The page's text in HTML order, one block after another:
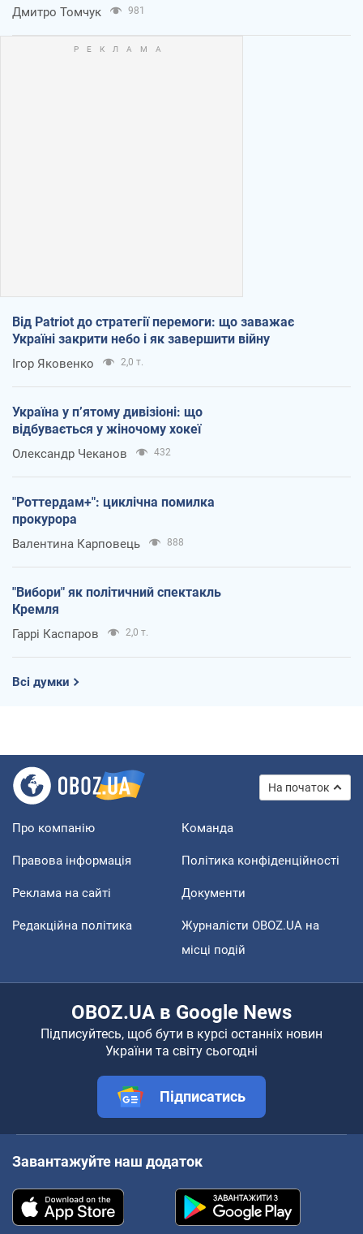
Дмитро Томчук 981
Від Patriot до стратегії перемоги: що заважає
Україні закрити небо і як завершити війну
Ігор Яковенко 2,0 т.
Україна у п’ятому дивізіоні: що
відбувається у жіночому хокеї
Олександр Чеканов 432
"Роттердам+": циклічна помилка
прокурора
Валентина Карповець 888
"Вибори" як політичний спектакль
Кремля
Гаррі Каспаров 2,0 т.
Всі думки
На початок
Про компанію Команда
Правова інформація Політика конфіденційності
Реклама на сайті Документи
Редакційна політика
Журналісти OBOZ.UA на
місці подій
OBOZ.UA в Google News
Підписуйтесь, щоб бути в курсі останніх новин
України та світу сьогодні
Підписатись
Завантажуйте наш додаток